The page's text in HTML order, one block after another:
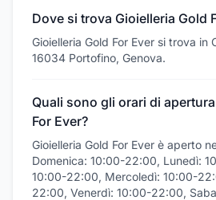
Dove si trova Gioielleria Gold
Gioielleria Gold For Ever si trova in
16034 Portofino, Genova.
Quali sono gli orari di
For Ever?
Gioielleria Gold For Ever è aperto
Domenica: 10:00-22:00, Lunedì:
10:00-22:00, Mercoledì: 10:00-
22:00, Venerdì: 10:00-22:00,